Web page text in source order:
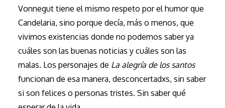
Vonnegut tiene el mismo respeto por el humor que
Candelaria, sino porque decía, más o menos, que
vivimos existencias donde no podemos saber ya
cuáles son las buenas noticias y cuáles son las
malas. Los personajes de La alegría de los santos
funcionan de esa manera, desconcertadxs, sin saber
si son felices o personas tristes. Sin saber qué